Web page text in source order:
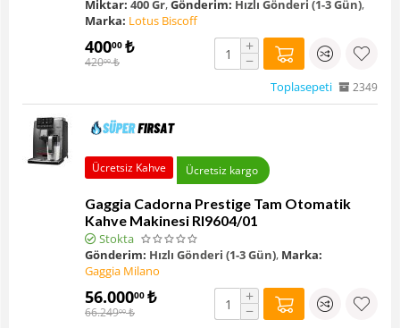
Miktar: 400 Gr,Gönderim: Hızlı Gönderi (1-3 Gün),
Marka: Lotus Biscoff
40000 ₺
42000 ₺
+
−
Toplasepeti 2349
Ücretsiz Kahve Ücretsiz kargo
Gaggia Cadorna Prestige Tam Otomatik
Kahve Makinesi RI9604/01
Stokta
Gönderim: Hızlı Gönderi (1-3 Gün), Marka:
Gaggia Milano
56.00000 ₺
66.24900 ₺
+
−